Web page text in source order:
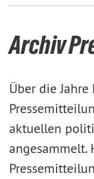
Archiv
Über die
aktuellen
angesammelt.